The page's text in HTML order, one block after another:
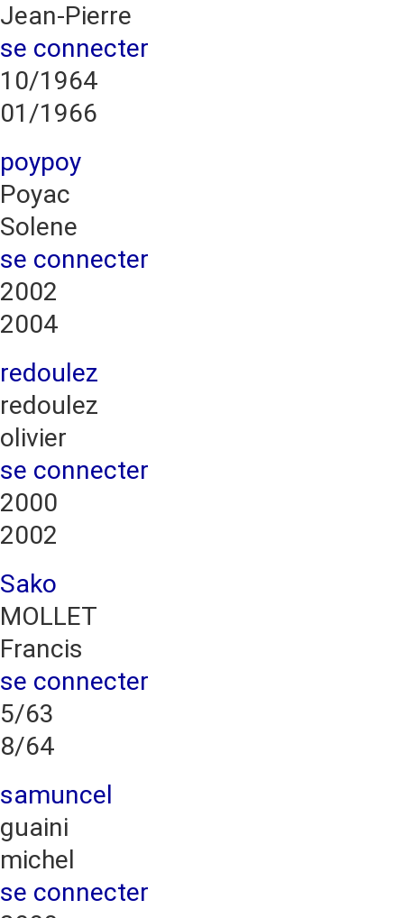
Jean-Pierre
se connecter
10/1964
01/1966
poypoy
Poyac
Solene
se connecter
2002
2004
redoulez
redoulez
olivier
se connecter
2000
2002
Sako
MOLLET
Francis
se connecter
5/63
8/64
samuncel
guaini
michel
se connecter